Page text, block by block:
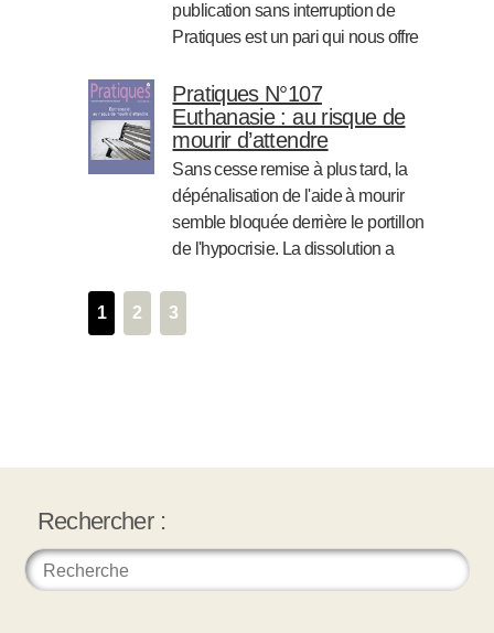
publication sans interruption de
Pratiques est un pari qui nous offre
dessinateurs qui nous accompagnent
de multiples façons depuis la création
de la revue. Le « choix » ne (…)
Lire la suite
Pratiques N°107
Euthanasie : au risque de
mourir d’attendre
Sans cesse remise à plus tard, la
dépénalisation de l'aide à mourir
semble bloquée derrière le portillon
de l'hypocrisie. La dissolution a
prometteur et qui avait le mérite de
1 2 3
Rechercher :